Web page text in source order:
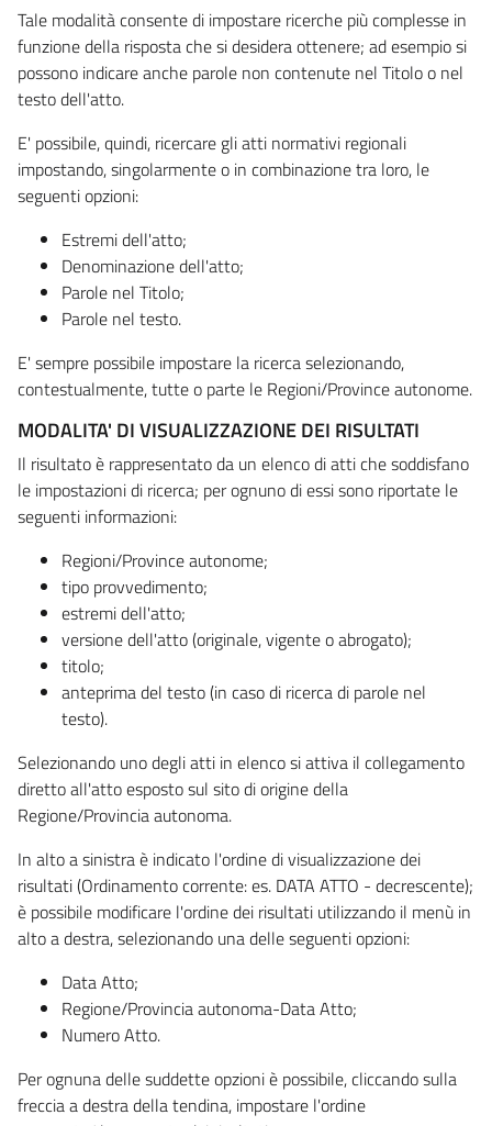
Tale modalità consente di impostare ricerche più complesse in
funzione della risposta che si desidera ottenere; ad esempio si
possono indicare anche parole non contenute nel Titolo o nel
testo dell'atto.
E' possibile, quindi, ricercare gli atti normativi regionali
impostando, singolarmente o in combinazione tra loro, le
seguenti opzioni:
Estremi dell'atto;
Denominazione dell'atto;
Parole nel Titolo;
Parole nel testo.
E' sempre possibile impostare la ricerca selezionando,
contestualmente, tutte o parte le Regioni/Province autonome.
MODALITA' DI VISUALIZZAZIONE DEI RISULTATI
Il risultato è rappresentato da un elenco di atti che soddisfano
le impostazioni di ricerca; per ognuno di essi sono riportate le
seguenti informazioni:
Regioni/Province autonome;
tipo provvedimento;
estremi dell'atto;
versione dell'atto (originale, vigente o abrogato);
titolo;
anteprima del testo (in caso di ricerca di parole nel
testo).
Selezionando uno degli atti in elenco si attiva il collegamento
diretto all'atto esposto sul sito di origine della
Regione/Provincia autonoma.
In alto a sinistra è indicato l'ordine di visualizzazione dei
risultati (Ordinamento corrente: es. DATA ATTO - decrescente);
è possibile modificare l'ordine dei risultati utilizzando il menù in
alto a destra, selezionando una delle seguenti opzioni:
Data Atto;
Regione/Provincia autonoma-Data Atto;
Numero Atto.
Per ognuna delle suddette opzioni è possibile, cliccando sulla
freccia a destra della tendina, impostare l'ordine